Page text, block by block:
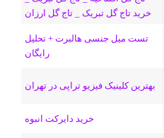
خرید تاج گل تبریک _ تاج گل ارزان
تست میل جنسی هالبرت + تحلیل
رایگان
بهترین کلینیک فیزیو تراپی در تهران
خرید دایرکت انبوه